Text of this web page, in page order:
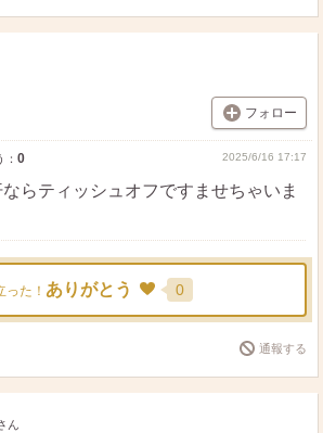
フォロー
0 2025/6/16 17:17
らティッシュオフですませちゃいま
った！ ありがとう 0
通報する
ん